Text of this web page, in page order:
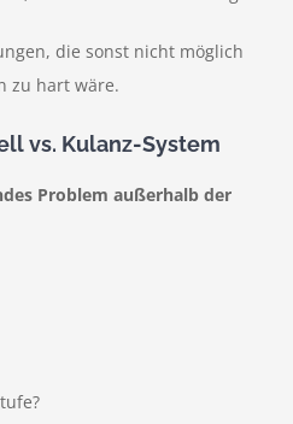
die sonst nicht möglich
zu hart wäre.
vs. Kulanz-System
Problem außerhalb der